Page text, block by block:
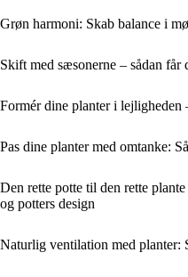
Grøn harmoni: Skab balance i
Skift med sæsonerne – sådan får
Formér dine planter i
Pas dine planter med omtanke:
Den rette potte til den rette
og potters design
Naturlig ventilation med planter: